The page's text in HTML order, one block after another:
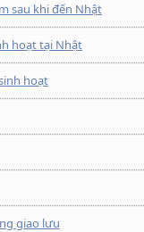
sau khi đến Nhật
hoạt tại Nhật
hoạt
giao lưu